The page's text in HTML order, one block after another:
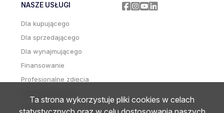
NASZE USŁUGI
Dla kupującego
Dla sprzedającego
Dla wynajmującego
Finansowanie
Profesjonalne zdjęcia
Home staging
Facebook
Facebook
Facebook
Facebook
Ta strona wykorzystuje pliki cookies w celach